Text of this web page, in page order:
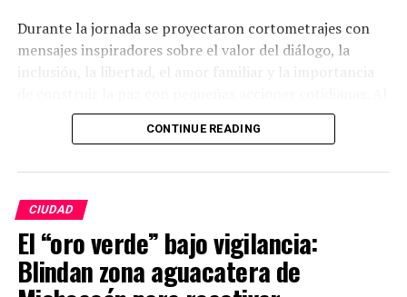
Durante la jornada se proyectaron cortometrajes con
mensajes inspiradores sobre el valor del diálogo, la
inclusión, la libertad, el amor familiar y la importancia
finalizar cada proyección, las y los estudiantes
participaron con entusiasmo en una lluvia de ideas,
dentro y fuera de la escuela.
Con iniciativas como esta, la Universidad de Guanajuato
reafirma su compromiso de llevar el conocimiento más
allá de las aulas, formando ciudadanos con valores y
CONTINUE READING
CIUDAD
El “oro verde” bajo vigilancia:
Blindan zona aguacatera de